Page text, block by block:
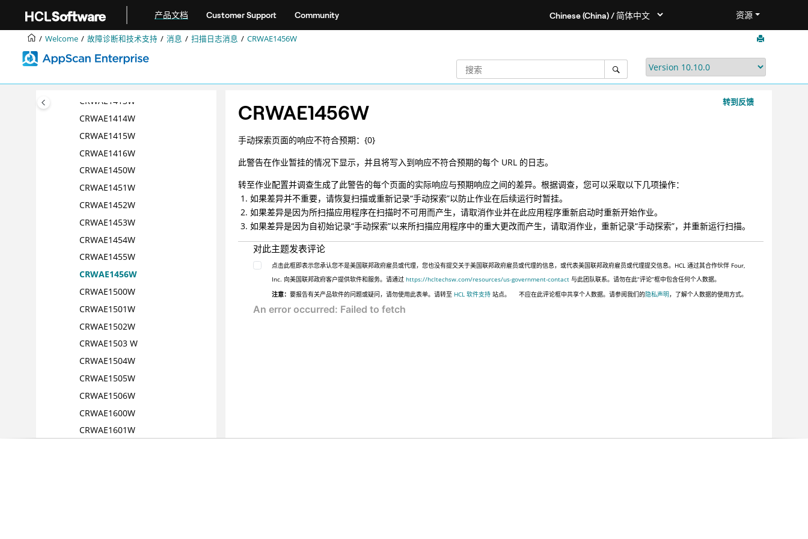
产品文档 Customer Support Community 资源
Welcome 故障诊断和技术支持 消息 扫描日志消息 CRWAE1456W
CRWAE1408W
CRWAE1409W
CRWAE1411W
CRWAE1412W
CRWAE1413W
CRWAE1414W
CRWAE1415W
CRWAE1416W
CRWAE1450W
CRWAE1451W
CRWAE1452W
CRWAE1453W
CRWAE1454W
CRWAE1455W
CRWAE1456W
CRWAE1500W
CRWAE1501W
CRWAE1502W
CRWAE1503 W
CRWAE1504W
CRWAE1505W
CRWAE1506W
CRWAE1600W
CRWAE1601W
转到反馈
CRWAE1456W
手动探索页面的响应不符合预期：{0}
此警告在作业暂挂的情况下显示，并且将写入到响应不符合预期的每个 URL 的日志。
转至作业配置并调查生成了此警告的每个页面的实际响应与预期响应之间的差异。根据调查，您可以采取以下几项操作：
如果差异并不重要，请恢复扫描或重新记录“手动探索”以防止作业在后续运行时暂挂。
如果差异是因为所扫描应用程序在扫描时不可用而产生，请取消作业并在此应用程序重新启动时重新开始作业。
如果差异是因为自初始记录“手动探索”以来所扫描应用程序中的重大更改而产生，请取消作业，重新记录“手动探索”，并重新运行扫描。
对此主题发表评论
点击此框即表示您承认您不是美国联邦政府雇员或代理，您也没有提交关于美国联邦政府雇员或代理的信息，或代表美国联邦政府雇员或代理提交信息。HCL 通过其合作伙伴 Four,
Inc. 向美国联邦政府客户提供软件和服务。请通过https://hcltechsw.com/resources/us-government-contact 与此团队联系。请勿在此“评论”框中包含任何个人数据。
注意：要报告有关产品软件的问题或疑问，请勿使用此表单。请转至 HCL 软件支持 站点。 不应在此评论框中共享个人数据。请参阅我们的隐私声明，了解个人数据的使用方式。